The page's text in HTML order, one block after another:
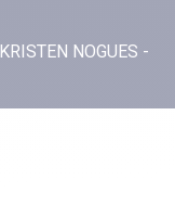
NOGUES -